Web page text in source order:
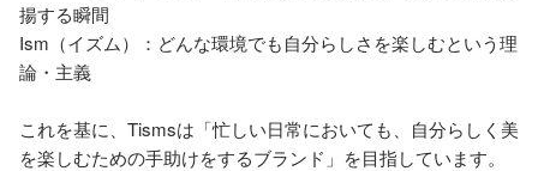
揚する瞬間
Ism（イズム）：どんな環境でも自分らしさを楽しむという理
論・主義
これを基に、Tismsは「忙しい日常においても、自分らしく美
を楽しむための手助けをするブランド」を目指しています。